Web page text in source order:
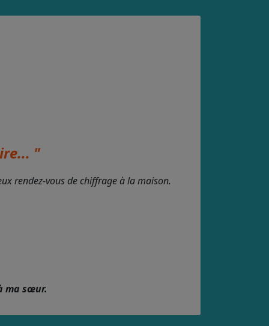
"
rendez-vous de chiffrage à la maison.
ma sœur.